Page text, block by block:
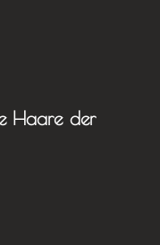
Haare der